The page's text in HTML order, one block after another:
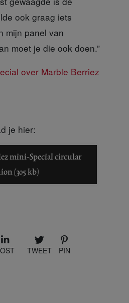
ook graag iets
mijn panel van
moet je die ook doen.”
over Marble Berriez
je hier:
mini-Special circular
(305 kb)
TWEET PIN